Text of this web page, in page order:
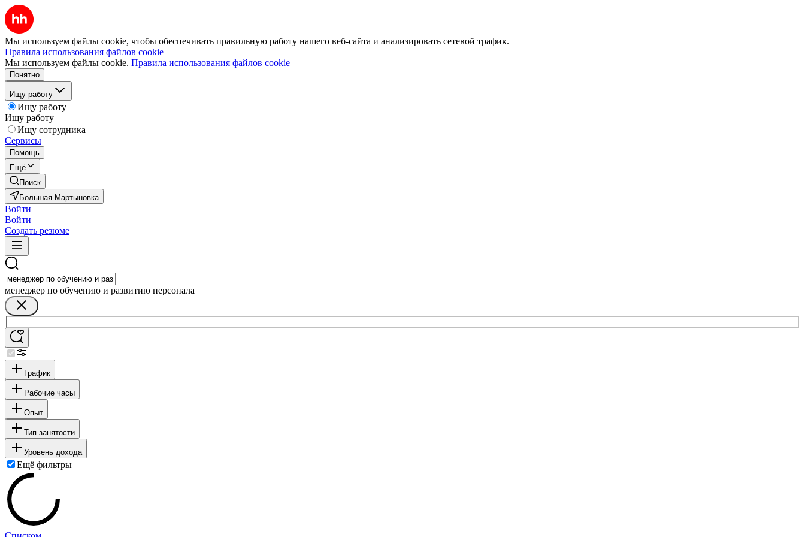
Мы используем файлы cookie, чтобы обеспечивать правильную работу нашего веб-сайта и анализировать сетевой трафик.
Правила использования файлов cookie
Мы используем файлы cookie. Правила использования файлов cookie
Понятно
Ищу работу
Ищу работу
Ищу работу
Ищу сотрудника
Сервисы
Помощь
Ещё
Поиск
Большая Мартыновка
Войти
Войти
Создать резюме
менеджер по обучению и развитию персонала
График
Рабочие часы
Опыт
Тип занятости
Уровень дохода
Ещё фильтры